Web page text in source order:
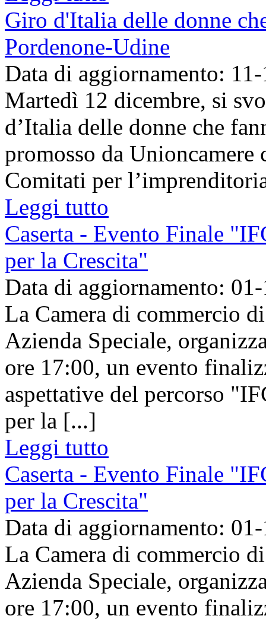
Giro d'Italia delle donne
Pordenone-Udine
Data di aggiornamento:
Martedì 12 dicembre, si
d’Italia delle donne che
promosso da
Comitati per
Leggi tutto
Caserta - Evento Finale
per la Crescita"
Data di aggiornamento:
La Camera di commercio
Azienda Speciale,
ore 17:00, un evento
aspettative del percorso
per la [...]
Leggi tutto
Caserta - Evento Finale
per la Crescita"
Data di aggiornamento:
La Camera di commercio
Azienda Speciale,
ore 17:00, un evento